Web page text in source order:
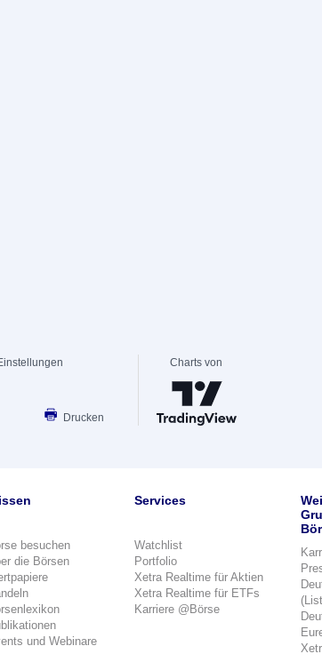
Drucken
Charts von
besuchen
die Börsen
und Webinare
Services
Watchlist
Portfolio
Xetra Realtime für Aktien
Xetra Realtime für ETFs
Karriere @Börse